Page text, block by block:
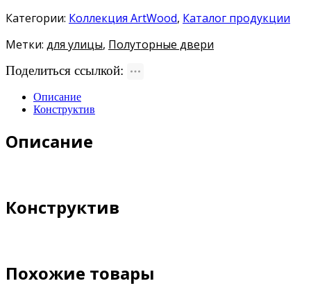
Категории: Коллекция ArtWood, Каталог продукции
Метки: для улицы, Полуторные двери
Поделиться ссылкой:
Описание
Конструктив
Описание
Конструктив
Похожие товары